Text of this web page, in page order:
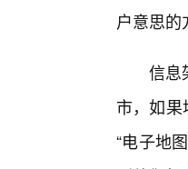
户意思的
信息
市，如
“电子地